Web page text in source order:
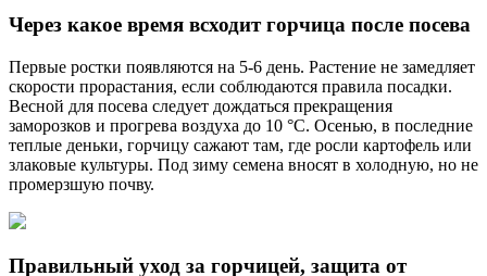
Через какое время всходит горчица после посева
Первые ростки появляются на 5-6 день. Растение не замедляет
скорости прорастания, если соблюдаются правила посадки.
Весной для посева следует дождаться прекращения
заморозков и прогрева воздуха до 10 °С. Осенью, в последние
теплые деньки, горчицу сажают там, где росли картофель или
злаковые культуры. Под зиму семена вносят в холодную, но не
промерзшую почву.
Правильный уход за горчицей, защита от